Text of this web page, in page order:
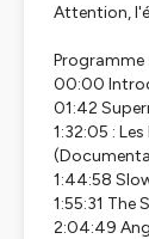
Attention,
Programme :
00:00
01:42
1:32:05 :
1:44:58
1:55:31 The
2:04:49